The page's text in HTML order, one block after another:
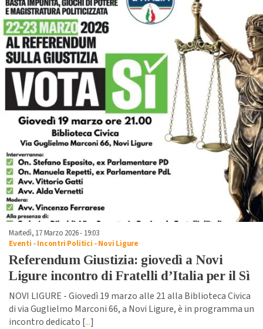
Martedì, 17 Marzo 2026 - 19:03
Eventi -Incontri Politici -Novi Ligure
Referendum Giustizia: giovedì a Novi
Ligure incontro di Fratelli d’Italia per il Sì
NOVI LIGURE - Giovedì 19 marzo alle 21 alla Biblioteca Civica
di via Guglielmo Marconi 66, a Novi Ligure, è in programma un
incontro dedicato [...]